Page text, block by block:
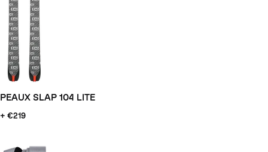
PEAUX SLAP 104 LITE
+ €219